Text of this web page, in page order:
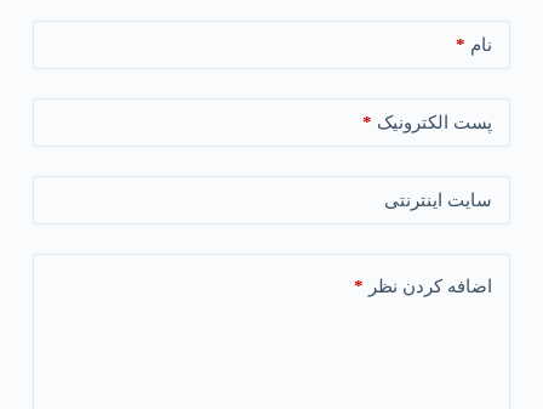
نام *
پست الکترونیک *
سایت اینترنتی
اضافه کردن نظر *